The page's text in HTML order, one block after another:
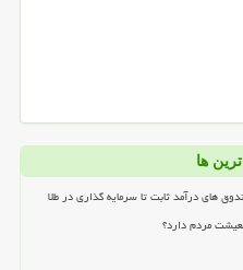
ترین ها
های درآمد ثابت تا سرمایه گذاری در طلا